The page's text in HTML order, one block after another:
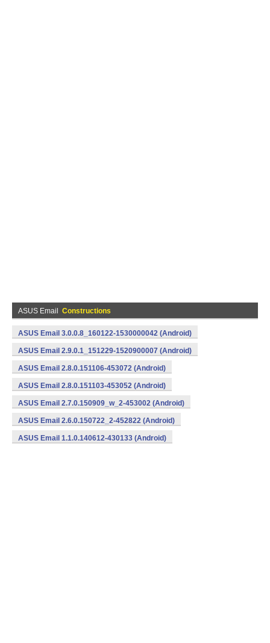
ASUS Email Constructions
ASUS Email 3.0.0.8_160122-1530000042 (Android)
ASUS Email 2.9.0.1_151229-1520900007 (Android)
ASUS Email 2.8.0.151106-453072 (Android)
ASUS Email 2.8.0.151103-453052 (Android)
ASUS Email 2.7.0.150909_w_2-453002 (Android)
ASUS Email 2.6.0.150722_2-452822 (Android)
ASUS Email 1.1.0.140612-430133 (Android)